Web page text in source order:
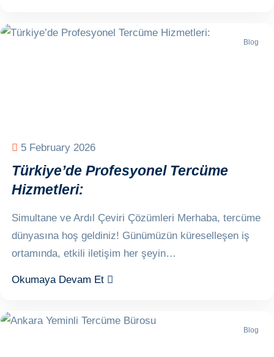
Blog
5 February 2026
Türkiye’de Profesyonel Tercüme
Hizmetleri:
Simultane ve Ardıl Çeviri Çözümleri Merhaba, tercüme
dünyasına hoş geldiniz! Günümüzün küreselleşen iş
ortamında, etkili iletişim her şeyin…
Okumaya Devam Et
Blog